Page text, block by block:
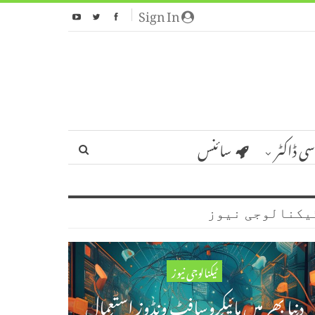
Sign In
ڈاکٹر سائنس
نیوز
ٹیکنالوجی نیوز
دنیا بھر میں مائیکروسافٹ ونڈوز استعمال